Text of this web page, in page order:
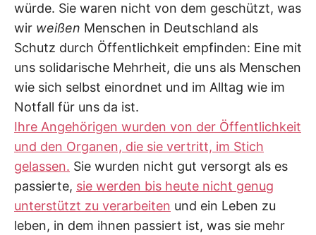
würde. Sie waren nicht von dem geschützt, was
wir weißen Menschen in Deutschland als
Schutz durch Öffentlichkeit empfinden: Eine mit
uns solidarische Mehrheit, die uns als Menschen
wie sich selbst einordnet und im Alltag wie im
Notfall für uns da ist.
Ihre Angehörigen wurden von der Öffentlichkeit
und den Organen, die sie vertritt, im Stich
gelassen. Sie wurden nicht gut versorgt als es
passierte, sie werden bis heute nicht genug
unterstützt zu verarbeiten und ein Leben zu
leben, in dem ihnen passiert ist, was sie mehr